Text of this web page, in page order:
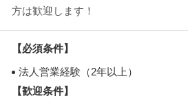
方は歓迎します！
【必須条件】
法人営業経験（2年以上）
【歓迎条件】